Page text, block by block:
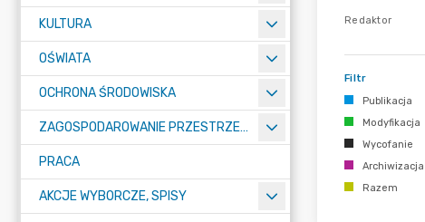
KULTURA
OŚWIATA
OCHRONA ŚRODOWISKA
ZAGOSPODAROWANIE PRZESTRZENNE
PRACA
AKCJE WYBORCZE, SPISY
Redaktor
Filtr
Publikacja
Modyfikacja
Wycofanie
Archiwizacja
Razem